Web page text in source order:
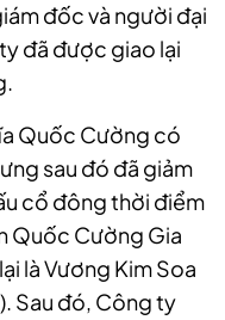
đốc và người đại
đã được giao lại
Quốc Cường có
sau đó đã giảm
cổ đông thời điểm
Quốc Cường Gia
là Vương Kim Soa
Sau đó, Công ty